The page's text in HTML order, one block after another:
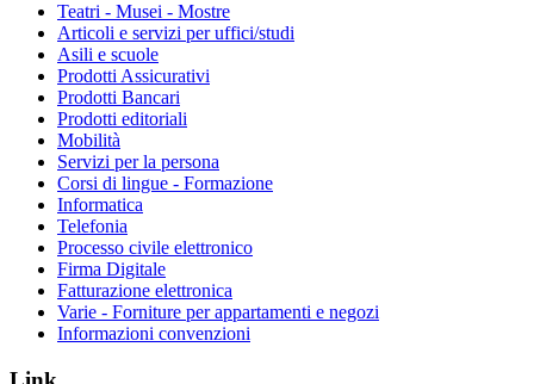
Teatri - Musei - Mostre
Articoli e servizi per uffici/studi
Asili e scuole
Prodotti Assicurativi
Prodotti Bancari
Prodotti editoriali
Mobilità
Servizi per la persona
Corsi di lingue - Formazione
Informatica
Telefonia
Processo civile elettronico
Firma Digitale
Fatturazione elettronica
Varie - Forniture per appartamenti e negozi
Informazioni convenzioni